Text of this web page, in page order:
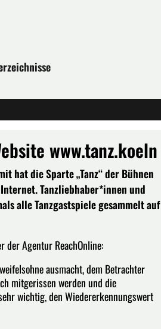
www.tanz.koeln
hat die Sparte „Tanz“ der Bühnen
Tanzliebhaber*innen und
alle Tanzgastspiele gesammelt auf
der Agentur ReachOnline:
ausmacht, dem Betrachter
mitgerissen werden und die
wichtig, den Wiedererkennungswert